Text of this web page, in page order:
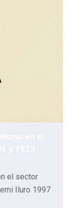
el sector
Iluro 1997